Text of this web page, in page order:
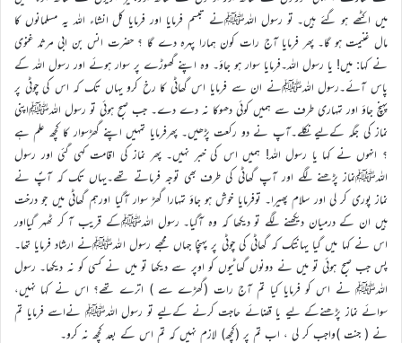
میں اکٹھے ہو گئے ہیں۔ تو رسول اللہﷺنے تبسم فرمایا اور فرمایا کل انشاء اللہ یہ مسلمانوں کا
مال غنیمت ہو گا۔ پھر فرمایا آج رات کون ہمارا پہرہ دے گا ؟ حضرت انس بن ابی مرثد غنوی
نے کہا: میں! یا رسول اللہ۔فرمایا سوار ہو جاؤ۔ وہ اپنے گھوڑے پر سوار ہوئے اور رسول اللہ کے
پاس آئے۔رسول اللہﷺنے ان سے فرمایا اس گھاٹی کا رخ کرو یہاں تک کہ اس کی چوٹی پر
پہنچ جاؤ اور تمہاری طرف سے ہمیں کوئی دھوکا نہ دے دے۔ جب صبح ہوئی تو رسول اللہﷺاپنی
نماز کی جگہ کےلیے نکلے۔آپ نے دو رکعت پڑھیں۔ پھرفرمایا تمہیں اپنے گھڑسوار کا کچھ علم ہے
؟ انہوں نے کہا یا رسول اللہ! ہمیں اس کی خبر نہیں۔ پھر نماز کی اقامت کہی گئی اور رسول
اللہﷺنماز پڑھنے لگے اور آپ گھاٹی کی طرف بھی توجہ فرماتے تھے۔یہاں تک کہ آپؐ نے
نماز پوری کر لی اور سلام پھیرا۔ توفرمایا خوش ہو جاؤ تمہارا گھڑ سوار آگیا اورہم گھاٹی میں جو درخت
ہیں ان کے درمیان دیکھنے لگے تو دیکھا کہ وہ آگیا۔ رسول اللہﷺکے قریب آ کر ٹھہر گیااور
اس نے کہا میں گیا یہانتک کہ گھاٹی کی چوٹی پر پہنچا جہاں مجھے رسول اللہﷺنے ارشاد فرمایا تھا۔
پس جب صبح ہوئی تو میں نے دونوں گھاٹیوں کو اوپر سے دیکھا تو میں نے کسی کو نہ دیکھا۔ رسول
اللہﷺ نے اس کو فرمایا کیا تم آج رات (گھڑے سے ) اترے تھے؟ اس نے کہا نہیں،
سوائے نماز پڑھنےکے لیے یا قضائے حاجت کرنے کےلیے تو رسول اللہﷺ نےاسے فرمایا تم
نے ( جنت )واجب کر لی ، اب تم پر (کچھ) لازم نہیں کہ تم اس کے بعد کچھ نہ کرو۔